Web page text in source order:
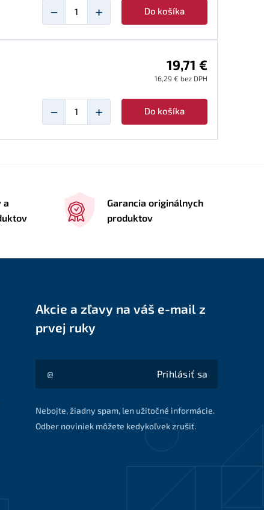
− + Do košíka
19,71 €
16,29 € bez DPH
− + Do košíka
a
Garancia originálnych
produktov
Akcie a zľavy na váš e-mail z
prvej ruky
Akcie a zľavy na váš e-mail z prvej ruky
Prihlásiť sa
Nebojte, žiadny spam, len užitočné informácie.
Odber noviniek môžete kedykoľvek zrušiť.